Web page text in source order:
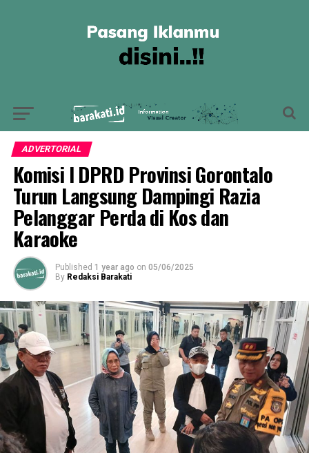
ADVERTORIAL
Komisi I DPRD Provinsi Gorontalo
Turun Langsung Dampingi Razia
Pelanggar Perda di Kos dan
Karaoke
Published 1 year ago on 05/06/2025
By Redaksi Barakati